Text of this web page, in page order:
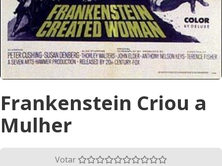
Frankenstein Criou a
Mulher
Votar